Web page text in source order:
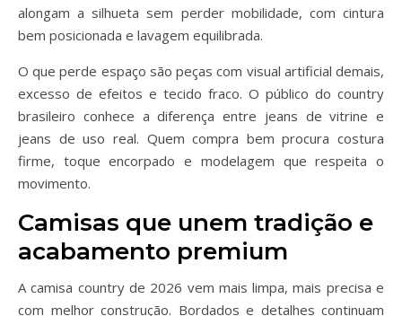
alongam a silhueta sem perder mobilidade, com cintura
bem posicionada e lavagem equilibrada.
O que perde espaço são peças com visual artificial demais,
excesso de efeitos e tecido fraco. O público do country
brasileiro conhece a diferença entre jeans de vitrine e
jeans de uso real. Quem compra bem procura costura
firme, toque encorpado e modelagem que respeita o
movimento.
Camisas que unem tradição e
acabamento premium
A camisa country de 2026 vem mais limpa, mais precisa e
com melhor construção. Bordados e detalhes continuam